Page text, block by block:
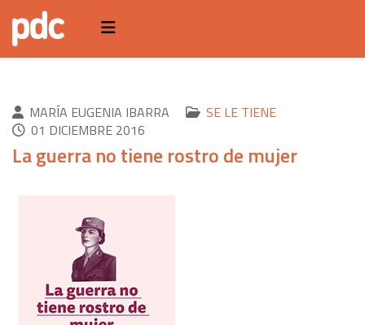
MARÍA EUGENIA IBARRA
SE LE TIENE
01 DICIEMBRE 2016
La guerra no tiene rostro de mujer